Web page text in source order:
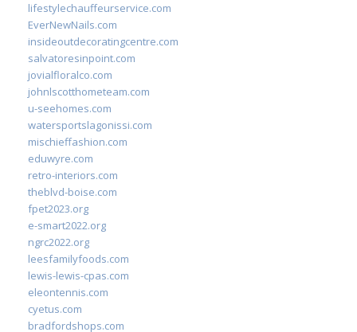
lifestylechauffeurservice.com
EverNewNails.com
insideoutdecoratingcentre.com
salvatoresinpoint.com
jovialfloralco.com
johnlscotthometeam.com
u-seehomes.com
watersportslagonissi.com
mischieffashion.com
eduwyre.com
retro-interiors.com
theblvd-boise.com
fpet2023.org
e-smart2022.org
ngrc2022.org
leesfamilyfoods.com
lewis-lewis-cpas.com
eleontennis.com
cyetus.com
bradfordshops.com